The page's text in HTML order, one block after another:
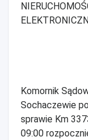
Komornik
Sochaczewie
sprawie Km
09:00